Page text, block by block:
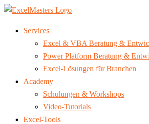
Services
Excel & VBA Beratung &
Power Platform Beratung &
Excel-Lösungen für Branchen
Academy
Schulungen & Workshops
Video-Tutorials
Excel-Tools